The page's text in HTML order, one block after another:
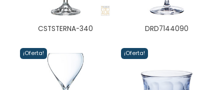
CSTSTERNA-340 DRD7144090
¡Oferta! ¡Oferta!